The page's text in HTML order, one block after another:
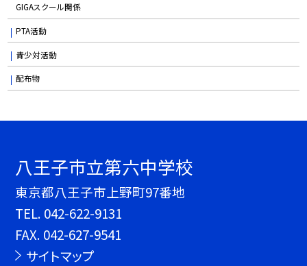
GIGAスクール関係
PTA活動
青少対活動
配布物
八王子市立第六中学校
東京都八王子市上野町97番地
TEL. 042-622-9131
FAX. 042-627-9541
サイトマップ